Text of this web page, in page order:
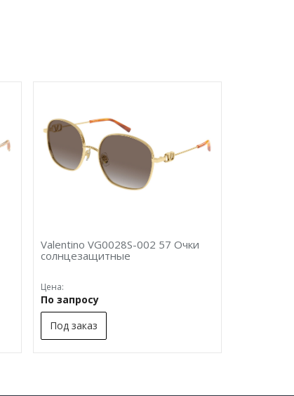
Valentino VG0028S-002 57 Очки
солнцезащитные
Цена:
По запросу
Под заказ